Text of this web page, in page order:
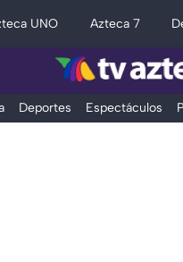
UNO Azteca 7
Deportes Espectáculos